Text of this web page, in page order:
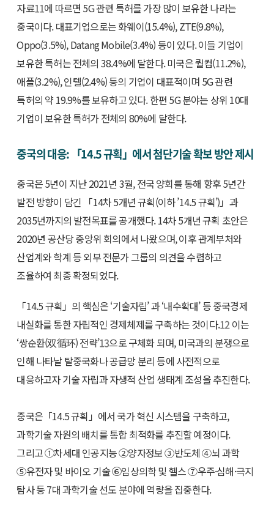
자료11에 따르면 5G 관련 특허를 가장 많이 보유한 나라는
중국이다. 대표기업으로는 화웨이(15.4%), ZTE(9.8%),
Oppo(3.5%), Datang Mobile(3.4%) 등이 있다. 이들 기업이
보유한 특허는 전체의 38.4%에 달한다. 미국은 퀄컴(11.2%),
애플(3.2%), 인텔(2.4%) 등의 기업이 대표적이며 5G 관련
특허의 약 19.9%를 보유하고 있다. 한편 5G 분야는 상위 10대
기업이 보유한 특허가 전체의 80%에 달한다.
중국의 대응: 「14.5 규획」에서 첨단기술 확보 방안 제시
중국은 5년이 지난 2021년 3월, 전국 양회를 통해 향후 5년간
발전 방향이 담긴 「14차 5개년 규획(이하 ’14.5 규획’)」과
2035년까지의 발전목표를 공개했다. 14차 5개년 규획 초안은
2020년 공산당 중앙위 회의에서 나왔으며, 이후 관계부처와
산업계와 학계 등 외부 전문가 그룹의 의견을 수렴하고
조율하여 최종 확정되었다.
「14.5 규획」의 핵심은 ‘기술자립’ 과 ‘내수확대’ 등 중국경제
내실화를 통한 자립적인 경제체제를 구축하는 것이다.12이는
‘쌍순환(双循环) 전략’13으로 구체화 되며, 미국과의 분쟁으로
인해 나타날 탈중국화나 공급망 분리 등에 사전적으로
대응하고자 기술 자립과 자생적 산업 생태계 조성을 추진한다.
중국은「14.5 규획」에서 국가 혁신 시스템을 구축하고,
과학기술 자원의 배치를 통합 최적화를 추진할 예정이다.
그리고 ①차세대 인공지능 ②양자정보 ③반도체 ④뇌 과학
⑤유전자 및 바이오 기술 ⑥임상의학 및 헬스 ⑦우주·심해·극지
탐사 등 7대 과학기술 선도 분야에 역량을 집중한다.